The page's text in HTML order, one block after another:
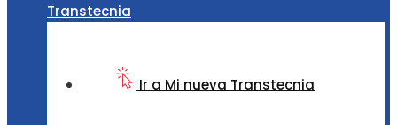
Transtecnia
Ir a Mi nueva Transtecnia